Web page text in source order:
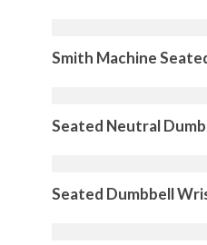
Smith Machine
Seated Neutral
Seated Dumbbell